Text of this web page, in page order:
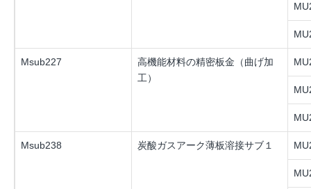
Msub227
高機能材料の精密板金（曲げ加
工）
Msub238 炭酸ガスアーク薄板溶接サブ１